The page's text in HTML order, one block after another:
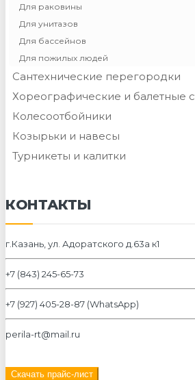
Для раковины
Для унитазов
Для бассейнов
Для пожилых людей
Сантехнические перегородки
Хореографические и балетные
Колесоотбойники
Козырьки и навесы
Турникеты и калитки
КОНТАКТЫ
г.Казань, ул. Адоратского д.63а к1
+7 (843) 245-65-73
+7 (927) 405-28-87 (WhatsApp)
perila-rt@mail.ru
Скачать прайс-лист